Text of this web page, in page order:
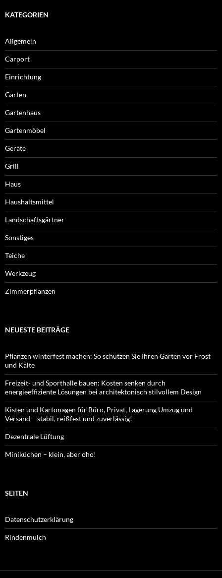
KATEGORIEN
Allgemein
Carport
Einrichtung
Garten
Gartenhaus
Gartenmöbel
Geräte
Grill
Haus
Haushaltsmittel
Landschaftsgärtner
Sonstiges
Teiche
Werkzeug
Zimmerpflanzen
NEUESTE BEITRÄGE
Pflanzen winterfest machen: So schützen Sie Ihren Garten vor Frost
und Kälte
Freizeit- und Sporthalle bauen: Kosten senken durch
energieeffiziente Lösungen bei architektonisch stilvollem Design
Kisten und Kartonagen für Büro, Privat, Lagerung Umzug und
Versand – stabil, reißfest und zuverlässig!
Dezentrale Lüftung
Miniküchen – klein, aber oho!
SEITEN
Datenschutzerklärung
Rindenmulch